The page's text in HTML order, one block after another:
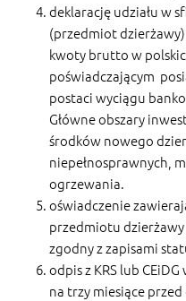
deklarację udziału w
(przedmiot
kwoty brutto w
poświadczającym
postaci wyciągu
Główne obszary
środków nowego
niepełnosprawnych,
ogrzewania.
oświadczenie
przedmiotu
zgodny z zapisami
odpis z KRS lub
na trzy miesiące